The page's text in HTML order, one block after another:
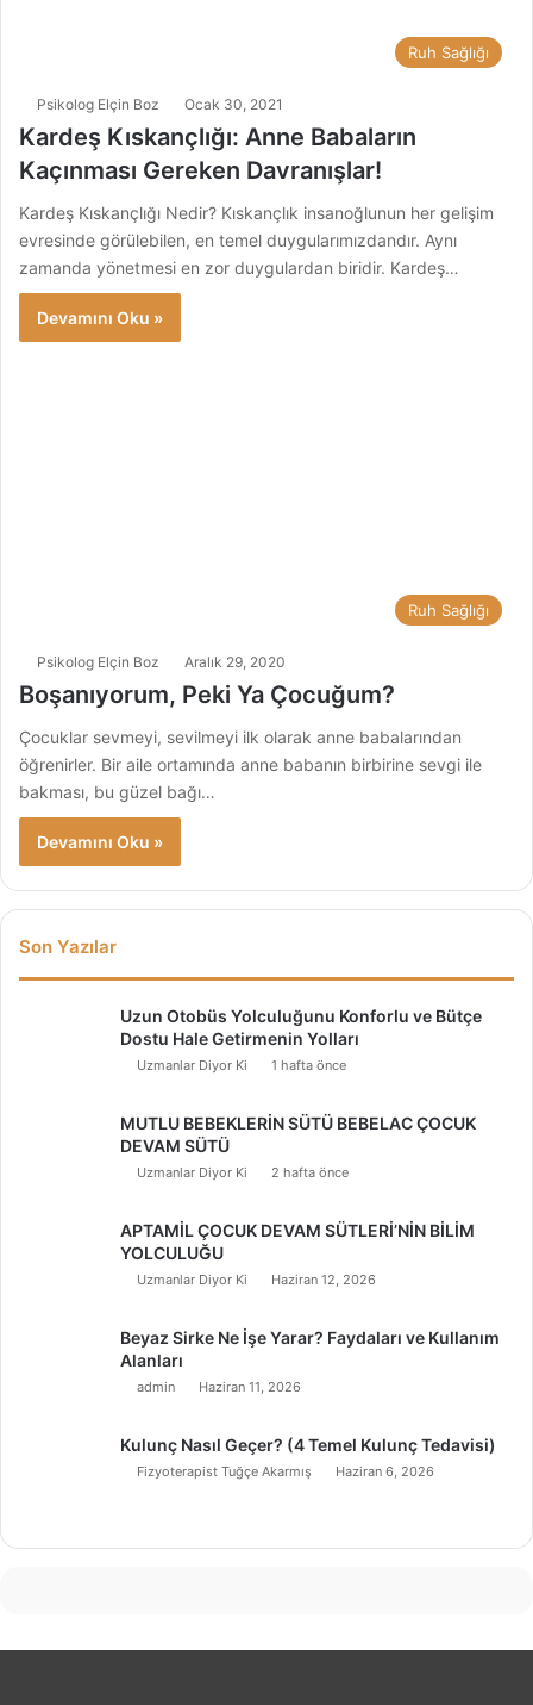
Ruh Sağlığı
Psikolog Elçin Boz Ocak 30, 2021
Kardeş Kıskançlığı: Anne Babaların
Kaçınması Gereken Davranışlar!
Kardeş Kıskançlığı Nedir? Kıskançlık insanoğlunun her gelişim
evresinde görülebilen, en temel duygularımızdandır. Aynı
zamanda yönetmesi en zor duygulardan biridir. Kardeş…
Devamını Oku »
Ruh Sağlığı
Psikolog Elçin Boz Aralık 29, 2020
Boşanıyorum, Peki Ya Çocuğum?
Çocuklar sevmeyi, sevilmeyi ilk olarak anne babalarından
öğrenirler. Bir aile ortamında anne babanın birbirine sevgi ile
bakması, bu güzel bağı…
Devamını Oku »
Son Yazılar
Uzun Otobüs Yolculuğunu Konforlu ve Bütçe
Dostu Hale Getirmenin Yolları
Uzmanlar Diyor Ki 1 hafta önce
MUTLU BEBEKLERİN SÜTÜ BEBELAC ÇOCUK
DEVAM SÜTÜ
Uzmanlar Diyor Ki 2 hafta önce
APTAMİL ÇOCUK DEVAM SÜTLERİ’NİN BİLİM
YOLCULUĞU
Uzmanlar Diyor Ki Haziran 12, 2026
Beyaz Sirke Ne İşe Yarar? Faydaları ve Kullanım
Alanları
admin Haziran 11, 2026
Kulunç Nasıl Geçer? (4 Temel Kulunç Tedavisi)
Fizyoterapist Tuğçe Akarmış Haziran 6, 2026